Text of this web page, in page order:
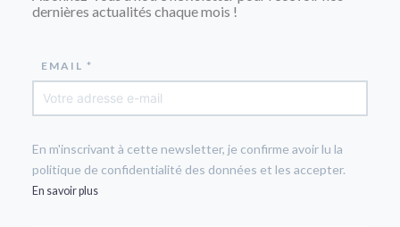
dernières actualités chaque mois !
EMAIL *
En m'inscrivant à cette newsletter, je confirme avoir lu la
politique de confidentialité des données et les accepter.
En savoir plus